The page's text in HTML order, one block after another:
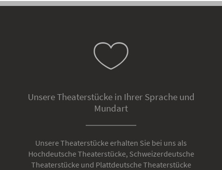
Unsere Theaterstücke in Ihrer Sprache und
Mundart
Unsere Theaterstücke erhalten Sie bei uns als
Hochdeutsche Theaterstücke, Schweizerdeutsche
Theaterstücke und Plattdeutsche Theaterstücke